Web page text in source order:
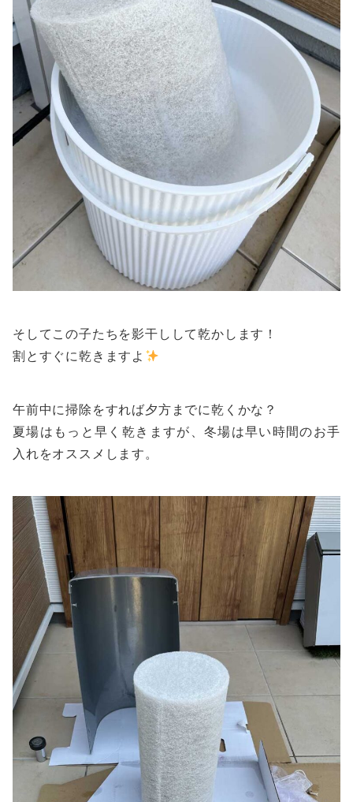
そしてこの子たちを影干しして乾かします！
割とすぐに乾きますよ
午前中に掃除をすれば夕方までに乾くかな？
夏場はもっと早く乾きますが、冬場は早い時間のお手
入れをオススメします。